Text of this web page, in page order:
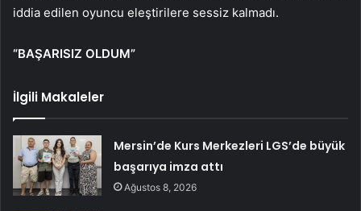
iddia edilen oyuncu eleştirilere sessiz kalmadı.
“BAŞARISIZ OLDUM”
İlgili Makaleler
Mersin’de Kurs Merkezleri LGS’de büyük
başarıya imza attı
Ağustos 8, 2026